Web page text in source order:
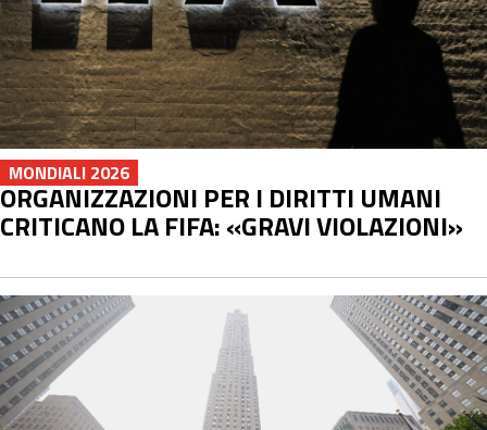
MONDIALI 2026
ORGANIZZAZIONI PER I DIRITTI UMANI
CRITICANO LA FIFA: «GRAVI VIOLAZIONI»